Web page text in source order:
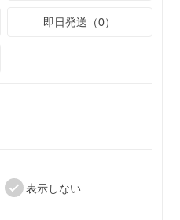
即日発送（0）
表示しない